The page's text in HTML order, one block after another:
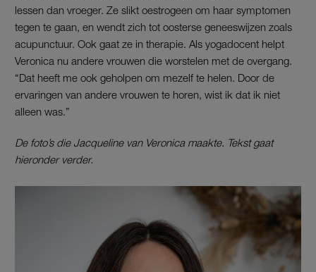
lessen dan vroeger. Ze slikt oestrogeen om haar symptomen
tegen te gaan, en wendt zich tot oosterse geneeswijzen zoals
acupunctuur. Ook gaat ze in therapie. Als yogadocent helpt
Veronica nu andere vrouwen die worstelen met de overgang.
“Dat heeft me ook geholpen om mezelf te helen. Door de
ervaringen van andere vrouwen te horen, wist ik dat ik niet
alleen was.”
De foto’s die Jacqueline van Veronica maakte. Tekst gaat
hieronder verder.